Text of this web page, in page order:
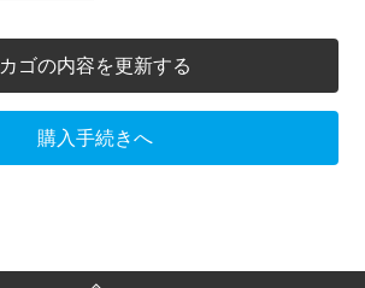
カゴの内容を更新する
購入手続きへ